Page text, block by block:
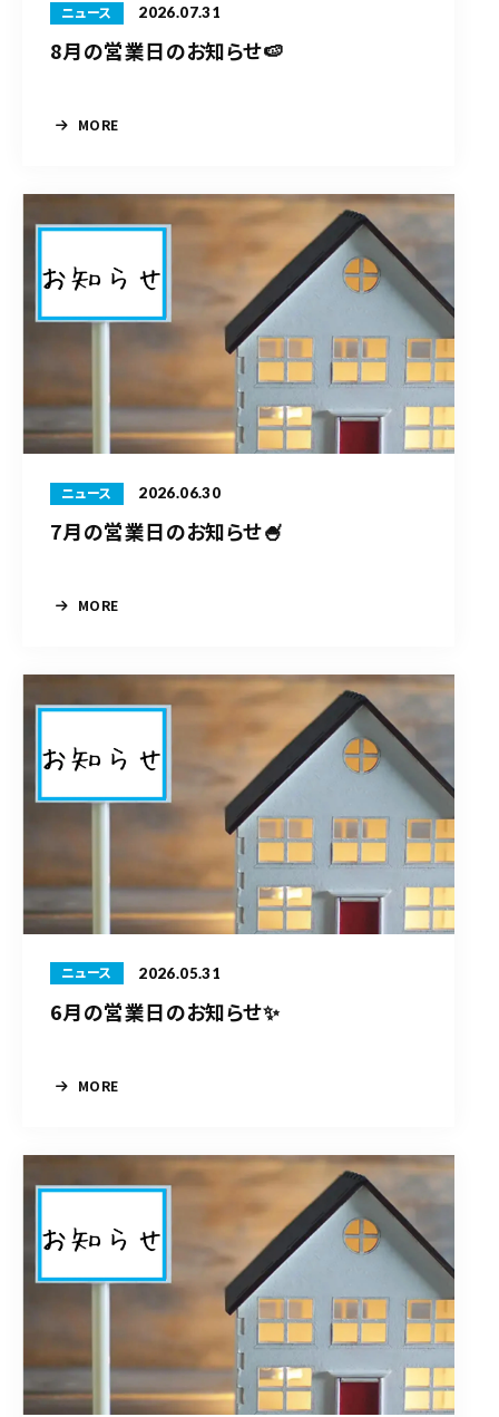
ニュース 2026.07.31
8月の営業日のお知らせ🍉
MORE
ニュース 2026.06.30
7月の営業日のお知らせ🍧
MORE
ニュース 2026.05.31
6月の営業日のお知らせ✨
MORE